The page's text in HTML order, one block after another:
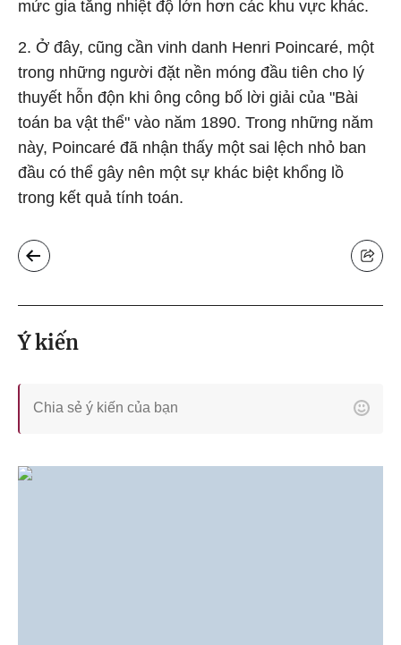
mức gia tăng nhiệt độ lớn hơn các khu vực khác.
2. Ở đây, cũng cần vinh danh Henri Poincaré, một
trong những người đặt nền móng đầu tiên cho lý
thuyết hỗn độn khi ông công bố lời giải của "Bài
toán ba vật thể" vào năm 1890. Trong những năm
này, Poincaré đã nhận thấy một sai lệch nhỏ ban
đầu có thể gây nên một sự khác biệt khổng lồ
trong kết quả tính toán.
Ý kiến